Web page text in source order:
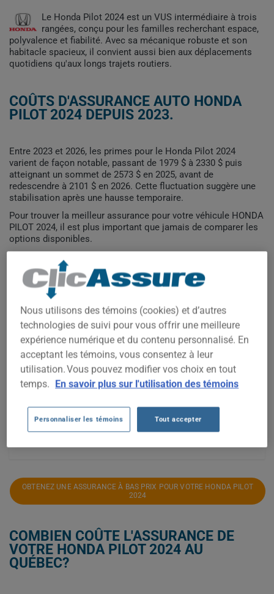
Le Honda Pilot 2024 est un VUS intermédiaire à trois
rangées, conçu pour les familles recherchant espace,
polyvalence et fiabilité. Avec sa mécanique robuste et son
habitacle spacieux, il convient aussi bien aux déplacements
quotidiens qu'aux longs trajets routiers.
COÛTS D'ASSURANCE AUTO HONDA
PILOT 2024 DEPUIS 2023.
Entre 2023 et 2026, les primes pour le Honda Pilot 2024
varient de façon notable, passant de 1979 $ à 2330 $ puis
atteignant un sommet de 2573 $ en 2025, avant de
redescendre à 2101 $ en 2026. Cette fluctuation suggère une
stabilisation après une hausse temporaire.
Pour trouver la meilleur assurance pour votre véhicule HONDA
PILOT 2024, il est plus important que jamais de comparer les
options disponibles.
2 000$
2 200$
2 400$
2 600$
OBTENEZ UNE ASSURANCE À BAS PRIX POUR VOTRE HONDA PILOT
2024
COMBIEN COÛTE L'ASSURANCE DE
VOTRE HONDA PILOT 2024 AU
QUÉBEC?
Nous utilisons des témoins (cookies) et d’autres
technologies de suivi pour vous offrir une meilleure
expérience numérique et du contenu personnalisé. En
acceptant les témoins, vous consentez à leur
utilisation. Vous pouvez modifier vos choix en tout
temps. En savoir plus sur l'utilisation des témoins
Personnaliser les témoins Tout accepter